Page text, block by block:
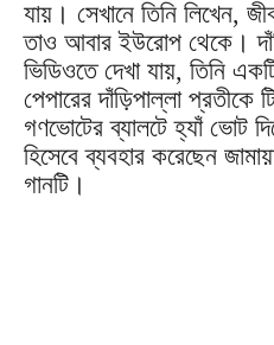
যায়। সেখানে তিনি লিখেন,
তাও আবার ইউরোপ থেকে।
ভিডিওতে দেখা যায়, তিনি
পেপারের দাঁড়িপাল্লা প্রতীকে
গণভোটের ব্যালটে হ্যাঁ ভোট
হিসেবে ব্যবহার করেছেন
গানটি।